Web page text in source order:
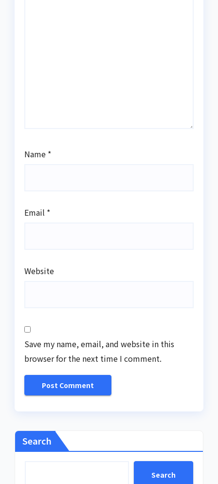
Name *
Email *
Website
Save my name, email, and website in this
browser for the next time I comment.
Search
Search